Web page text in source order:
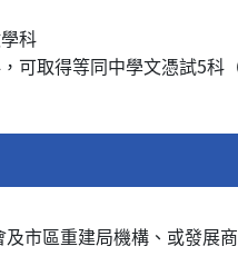
科
可取得等同中學文憑試5
市區重建局機構、或發展